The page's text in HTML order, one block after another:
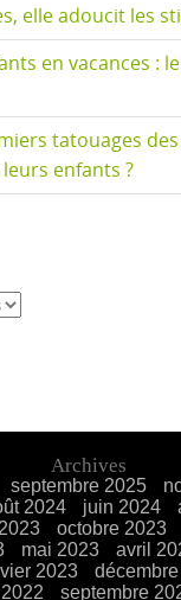
elle adoucit les
en vacances :
tatouages
enfants ?
Archives
septembre 2025
2024 juin 2024
octobre 2023
mai 2023 avril
2023
septembre